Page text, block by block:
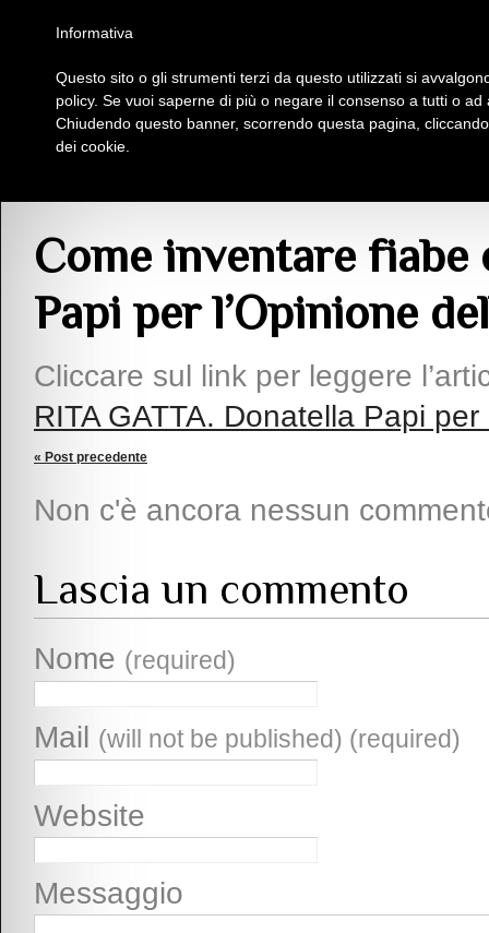
Insieme Per La Cultura
Come inventare fiabe
Papi per l’Opinione
Cliccare sul link per leggere
RITA GATTA. Donatella Papi
« Post precedente
Non c'è ancora nessun
Lascia un commento
Nome (required)
Mail (will not be published) (required)
Website
Messaggio
Informativa
Questo sito o gli strumenti terzi da questo utilizzati si
policy. Se vuoi saperne di più o negare il consenso a tutti o
Chiudendo questo banner, scorrendo questa pagina,
dei cookie.